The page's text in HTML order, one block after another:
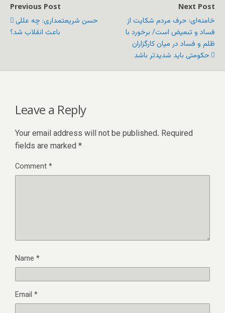
Previous Post
حسن شریعتمداری: چه عللی
باعث انقلاب شد؟
Next Post
خامنه‌ای: حرف مردم شکایت از
فساد و تبعیض است/ برخورد با
ظلم و فساد در میان کارگزاران
حکومتی باید شدیدتر باشد
Leave a Reply
Your email address will not be published. Required
fields are marked *
Comment*
Name *
Email *